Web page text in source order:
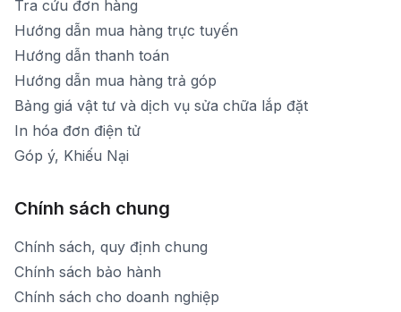
Tra cứu đơn hàng
Hướng dẫn mua hàng trực tuyến
Hướng dẫn thanh toán
Hướng dẫn mua hàng trả góp
Bảng giá vật tư và dịch vụ sửa chữa lắp đặt
In hóa đơn điện tử
Góp ý, Khiếu Nại
Chính sách chung
Chính sách, quy định chung
Chính sách bảo hành
Chính sách cho doanh nghiệp